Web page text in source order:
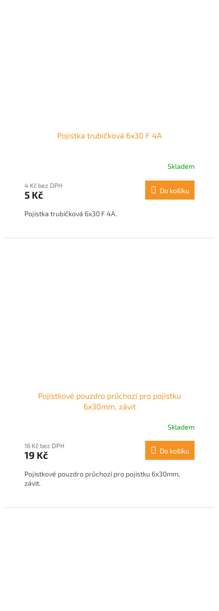
Pojistka trubičková 6x30 F 4A
Skladem
4 Kč bez DPH
5 Kč Do košíku
Pojistka trubičková 6x30 F 4A.
Pojistkové pouzdro průchozí pro pojistku
6x30mm, závit
Skladem
16 Kč bez DPH
19 Kč Do košíku
Pojistkové pouzdro průchozí pro pojistku 6x30mm,
závit.